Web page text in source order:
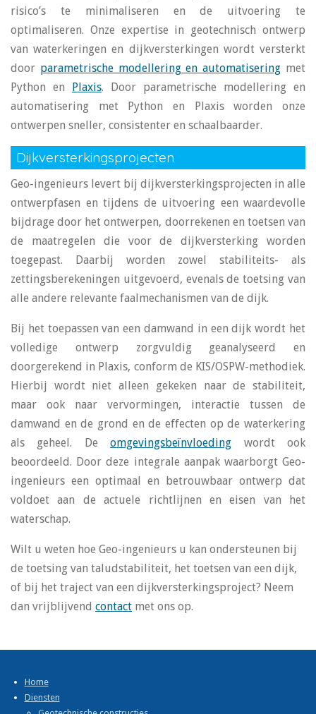
risico’s te minimaliseren en de uitvoering te
optimaliseren. Onze expertise in geotechnisch ontwerp
van waterkeringen en dijkversterkingen wordt versterkt
door parametrische modellering en automatisering met
Python en Plaxis. Door parametrische modellering en
automatisering met Python en Plaxis worden onze
ontwerpen sneller, consistenter en schaalbaarder.
Dijkversterkingsprojecten
Geo-ingenieurs levert bij dijkversterkingsprojecten in alle
ontwerpfasen en tijdens de uitvoering een waardevolle
bijdrage door het ontwerpen, doorrekenen en toetsen van
de maatregelen die voor de dijkversterking worden
toegepast. Daarbij worden zowel stabiliteits- als
zettingsberekeningen uitgevoerd, evenals de toetsing van
alle andere relevante faalmechanismen van de dijk.
Bij het toepassen van een damwand in een dijk wordt het
volledige ontwerp zorgvuldig geanalyseerd en
doorgerekend in Plaxis, conform de KIS/OSPW-methodiek.
Hierbij wordt niet alleen gekeken naar de stabiliteit,
maar ook naar vervormingen, interactie tussen de
damwand en de grond en de effecten op de waterkering
als geheel. Deomgevingsbeïnvloeding
wordt ook
beoordeeld. Door deze integrale aanpak waarborgt Geo-
ingenieurs een optimaal en betrouwbaar ontwerp dat
voldoet aan de actuele richtlijnen en eisen van het
waterschap.
Wilt u weten hoe Geo-ingenieurs u kan ondersteunen bij
de toetsing van taludstabiliteit, het toetsen van een dijk,
of bij het traject van een dijkversterkingsproject? Neem
dan vrijblijvend contact met ons op.
Home
Diensten